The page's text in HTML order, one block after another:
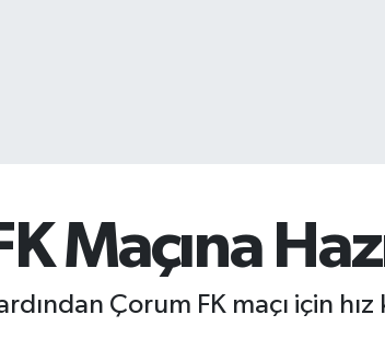
Maçına
Çorum FK maçı için hız